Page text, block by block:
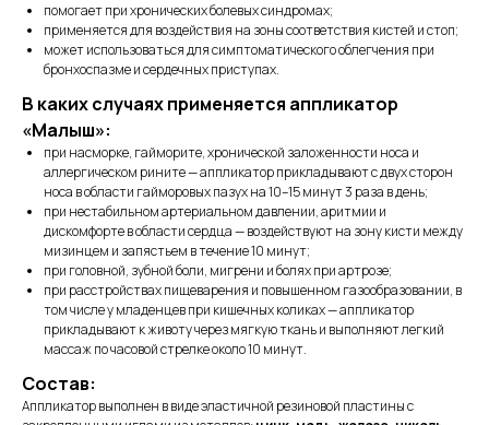
помогает при хронических болевых синдромах;
применяется для воздействия на зоны соответствия кистей и стоп;
может использоваться для симптоматического облегчения при
бронхоспазме и сердечных приступах.
В каких случаях применяется аппликатор
«Малыш»:
при насморке, гайморите, хронической заложенности носа и
аллергическом рините — аппликатор прикладывают с двух сторон
носа в области гайморовых пазух на 10–15 минут 3 раза в день;
при нестабильном артериальном давлении, аритмии и
дискомфорте в области сердца — воздействуют на зону кисти между
мизинцем и запястьем в течение 10 минут;
при головной, зубной боли, мигрени и болях при артрозе;
при расстройствах пищеварения и повышенном газообразовании, в
том числе у младенцев при кишечных коликах — аппликатор
прикладывают к животу через мягкую ткань и выполняют легкий
массаж по часовой стрелке около 10 минут.
Состав:
Аппликатор выполнен в виде эластичной резиновой пластины с